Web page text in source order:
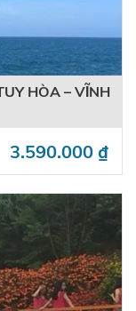
HÒA – VĨNH
3.590.000 ₫